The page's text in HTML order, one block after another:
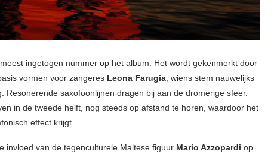
ingetogen nummer op het album. Het wordt gekenmerkt door
vormen voor zangeres Leona Farugia, wiens stem nauwelijks
Resonerende saxofoonlijnen dragen bij aan de dromerige sfeer.
in de tweede helft, nog steeds op afstand te horen, waardoor het
effect krijgt.
invloed van de tegenculturele Maltese figuur Mario Azzopardi op